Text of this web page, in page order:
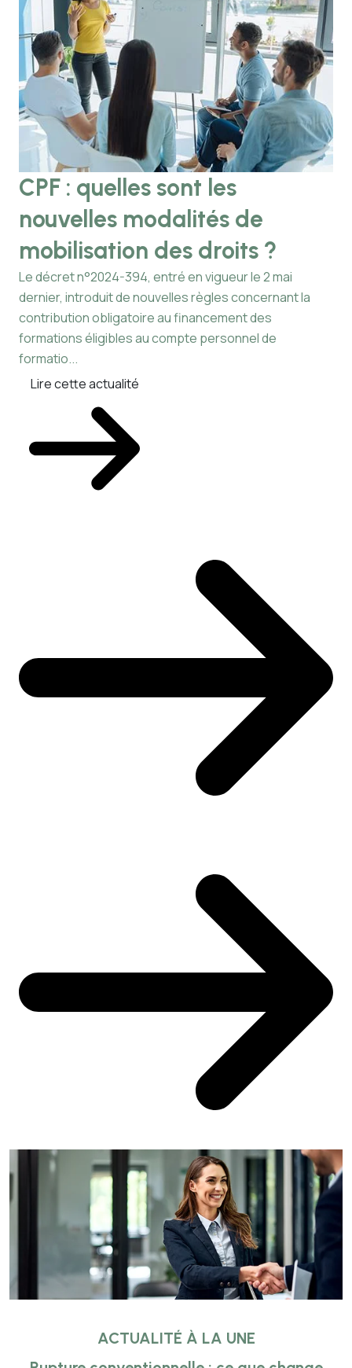
CPF : quelles sont les
nouvelles modalités de
mobilisation des droits ?
Le décret n°2024-394, entré en vigueur le 2 mai
dernier, introduit de nouvelles règles concernant la
contribution obligatoire au financement des
formations éligibles au compte personnel de
formatio...
Lire cette actualité
ACTUALITÉ À LA UNE